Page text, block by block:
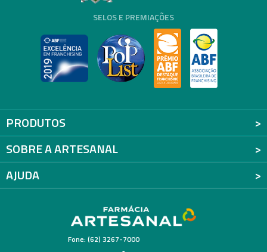
PRODUTOS
SOBRE A ARTESANAL
AJUDA
Fone: (62) 3267-7000
SELOS E PREMIAÇÕES